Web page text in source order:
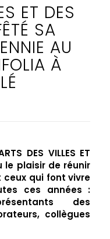
ET DES
SA
AU
À
DES VILLES ET
le plaisir de réunir
qui font vivre
ces années :
des
collègues